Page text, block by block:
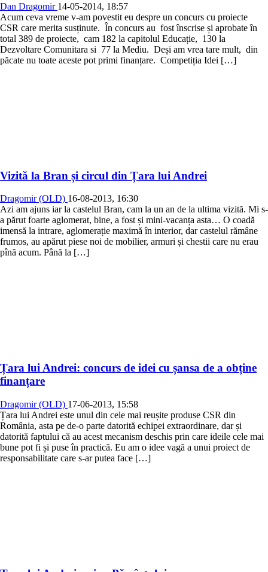
Dan Dragomir 14-05-2014, 18:57
Acum ceva vreme v-am povestit eu despre un concurs cu proiecte
CSR care merita susținute. În concurs au fost înscrise și aprobate în
total 389 de proiecte, cam 182 la capitolul Educație, 130 la
Dezvoltare Comunitara si 77 la Mediu. Deși am vrea tare mult, din
păcate nu toate aceste pot primi finanțare. Competiția Idei […]
Vizită la Bran și circul din Țara lui Andrei
Dragomir (OLD) 16-08-2013, 16:30
Azi am ajuns iar la castelul Bran, cam la un an de la ultima vizită. Mi s-
a părut foarte aglomerat, bine, a fost și mini-vacanța asta… O coadă
imensă la intrare, aglomerație maximă în interior, dar castelul rămâne
frumos, au apărut piese noi de mobilier, armuri și chestii care nu erau
pînă acum. Până la […]
Țara lui Andrei: concurs de idei cu șansa de a obține
finanțare
Dragomir (OLD) 17-06-2013, 15:58
Țara lui Andrei este unul din cele mai reușite produse CSR din
România, asta pe de-o parte datorită echipei extraordinare, dar și
datorită faptului că au acest mecanism deschis prin care ideile cele mai
bune pot fi și puse în practică. Eu am o idee vagă a unui proiect de
responsabilitate care s-ar putea face […]